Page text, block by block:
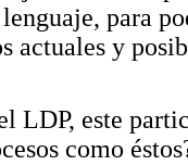
para
actuales y
LDP, este
como